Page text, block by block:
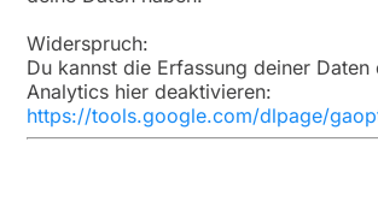
Widerspruch:
Du kannst die Erfassung deiner
Analytics hier deaktivieren:
https://tools.google.com/dlpage/